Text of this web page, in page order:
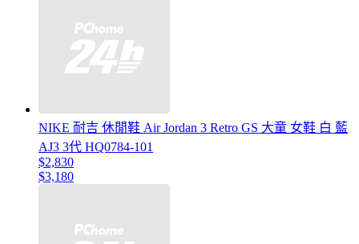
NIKE 耐吉 休閒鞋 Air Jordan 3 Retro GS 大童 女鞋 白 藍
AJ3 3代 HQ0784-101
$2,830
$3,180